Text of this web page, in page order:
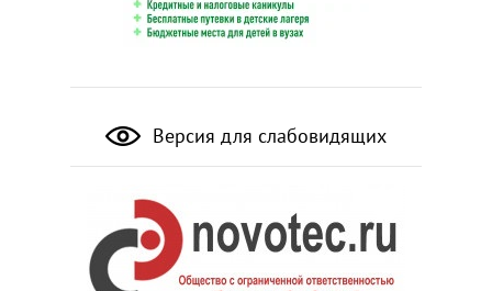
Версия для слабовидящих